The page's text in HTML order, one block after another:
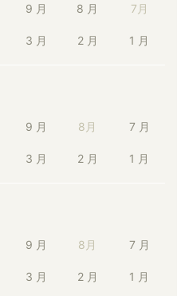
9 月 8 月 7月
3 月 2 月 1 月
9 月 8月 7 月
3 月 2 月 1 月
9 月 8月 7 月
3 月 2 月 1 月